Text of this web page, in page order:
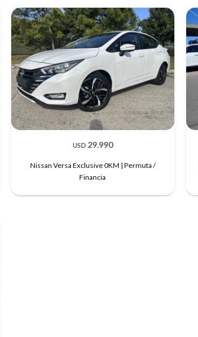
USD 29.990
Nissan Versa Exclusive 0KM | Permuta /
Financia